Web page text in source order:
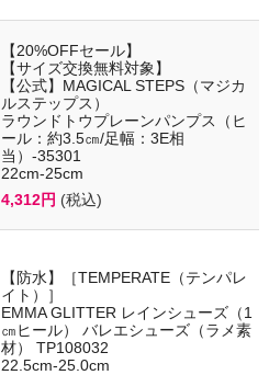
【20%OFFセール】
【サイズ交換無料対象】
【公式】MAGICAL STEPS（マジカ
ルステップス）
ラウンドトウプレーンパンプス（ヒ
ール：約3.5㎝/足幅：3E相
当）-35301
22cm-25cm
4,312円 (税込)
【防水】［TEMPERATE（テンパレ
イト）］
EMMA GLITTER レインシューズ（1
㎝ヒール） バレエシューズ（ラメ素
材） TP108032
22.5cm-25.0cm